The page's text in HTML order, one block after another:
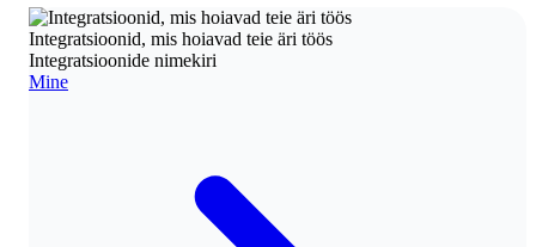
Integratsioonid, mis hoiavad teie äri töös
Integratsioonide nimekiri
Mine